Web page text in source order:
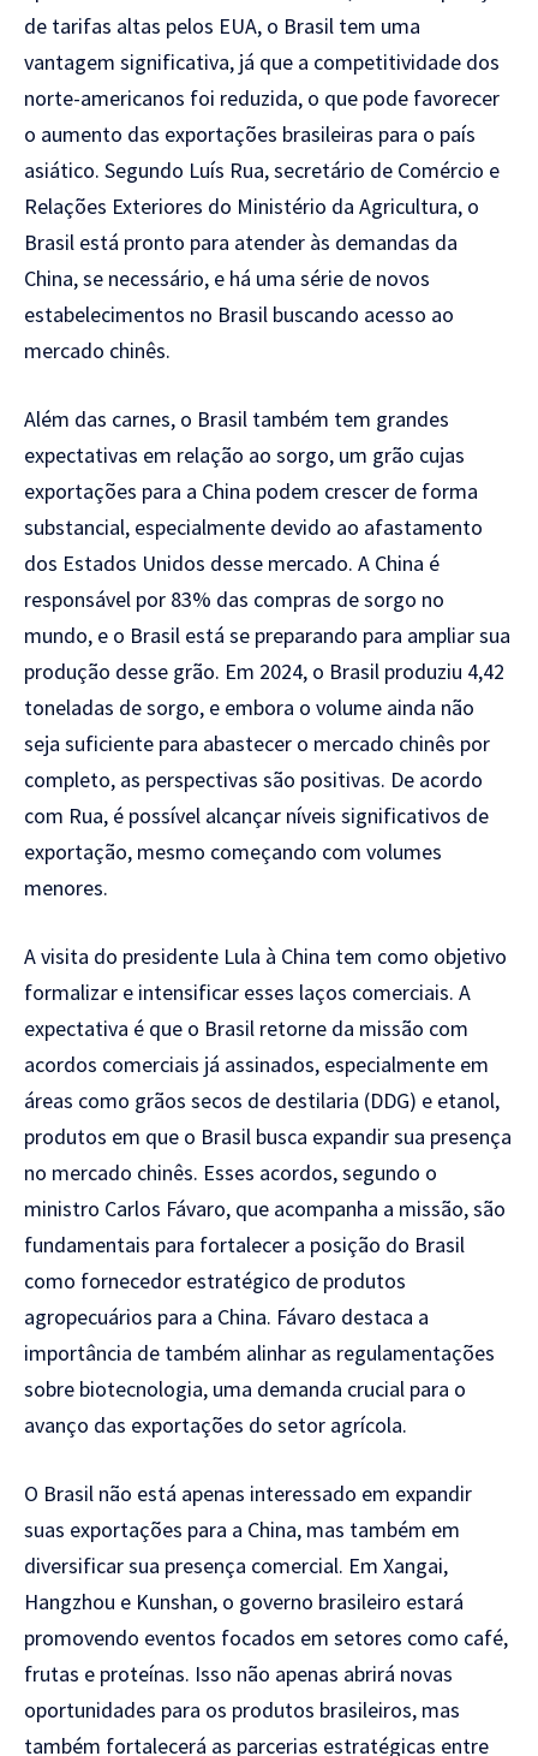
de tarifas altas pelos EUA, o Brasil tem uma
vantagem significativa, já que a competitividade dos
norte-americanos foi reduzida, o que pode favorecer
o aumento das exportações brasileiras para o país
asiático. Segundo Luís Rua, secretário de Comércio e
Relações Exteriores do Ministério da Agricultura, o
Brasil está pronto para atender às demandas da
China, se necessário, e há uma série de novos
estabelecimentos no Brasil buscando acesso ao
mercado chinês.
Além das carnes, o Brasil também tem grandes
expectativas em relação ao sorgo, um grão cujas
exportações para a China podem crescer de forma
substancial, especialmente devido ao afastamento
dos Estados Unidos desse mercado. A China é
responsável por 83% das compras de sorgo no
mundo, e o Brasil está se preparando para ampliar sua
produção desse grão. Em 2024, o Brasil produziu 4,42
toneladas de sorgo, e embora o volume ainda não
seja suficiente para abastecer o mercado chinês por
completo, as perspectivas são positivas. De acordo
com Rua, é possível alcançar níveis significativos de
exportação, mesmo começando com volumes
menores.
A visita do presidente Lula à China tem como objetivo
formalizar e intensificar esses laços comerciais. A
expectativa é que o Brasil retorne da missão com
acordos comerciais já assinados, especialmente em
áreas como grãos secos de destilaria (DDG) e etanol,
produtos em que o Brasil busca expandir sua presença
no mercado chinês. Esses acordos, segundo o
ministro Carlos Fávaro, que acompanha a missão, são
fundamentais para fortalecer a posição do Brasil
como fornecedor estratégico de produtos
agropecuários para a China. Fávaro destaca a
importância de também alinhar as regulamentações
sobre biotecnologia, uma demanda crucial para o
avanço das exportações do setor agrícola.
O Brasil não está apenas interessado em expandir
suas exportações para a China, mas também em
diversificar sua presença comercial. Em Xangai,
Hangzhou e Kunshan, o governo brasileiro estará
promovendo eventos focados em setores como café,
frutas e proteínas. Isso não apenas abrirá novas
oportunidades para os produtos brasileiros, mas
também fortalecerá as parcerias estratégicas entre